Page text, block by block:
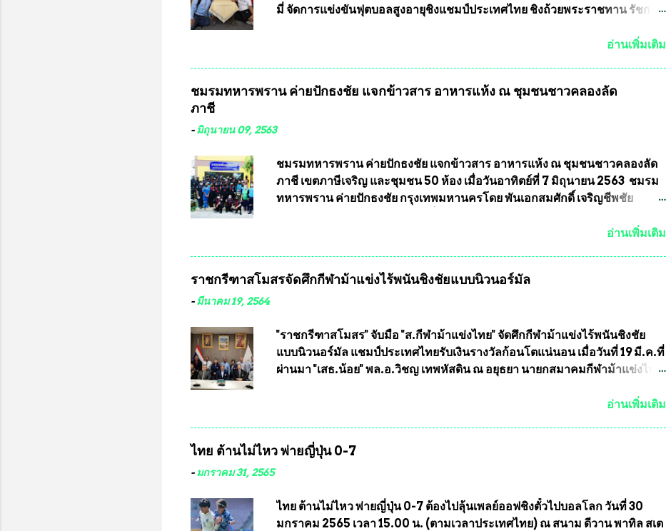
ในระดับต่างๆมีหลักธรรมาภิบาลในการบริหารราชการแผ่นดิน คณะกรรมการ
มี่ จัดการแข่งขันฟุตบอลสูงอายุชิงแชมป์ประเทศไทย ชิงถ้วยพระราชทาน รัชกาล
ชาติอนุญาตให้ลงแข่งขันได้ ทีมแชมป์ได้รับ 150,000 บาท พร้อมได้สิทธิ์ไปทัวร์
ประธานมูลนิธิประชานาถ และ ประธานอำนวยการจัดการแข่งขันฟุตบอลสูงอายุ
บดินทรเทพยวรางกูร (รัชกาลที่ 10 ) พร้อมด้วย ดร.สุจินต์ สว่างศรี รองประธาน
แข่งขัน และคณะทำงาน ได้ร่วมกันประชุมหารือเตรียมความพร้อมจัดการ
แข่งขันฟุตบอลสูงอายุ ชิงแชมป์ประเทศไทย ครั้งที่ 1 ประจำปี 2564 กำหนด
แข่งขันระหว่างวันที่ 24 เมษายน จนถึงว...
อ่านเพิ่มเติม
ชมรมทหารพราน ค่ายปักธงชัย แจกข้าวสาร อาหารแห้ง ณ​ ชุมชนชาวคลองลัด
ภาชี
-มิถุนายน 09, 2563
ชมรมทหารพราน ค่ายปักธงชัย แจกข้าวสาร อาหารแห้ง ณ​ ชุมชนชาวคลองลัด
ภาชี เขตภาษีเจริญ และชุมชน 50 ห้อง เมื่อวันอาทิตย์ที่ 7 มิถุนายน 2563 ชมรม
ทหารพราน ค่ายปักธงชัย กรุงเทพมหานครโดย พันเอกสมศักดิ์ เจริญชีพชัย
กรุงเทพมหานคร ได้เป็นประธาน แจกข้าวสาร อาหารแห้ง ให้กับพี่น้องชุมชน
พันอากาศเอก ทองอินทร์ พรหมสุวรรณ ท่านรองกัมปนาท ผู้ร่วมประสานงาน ไม่
ธรรม ประธานชุมชน คลองลัดภาชีเขตภาษีเจริญ สท.ทพ. สมนึก ปัทมาลัยที่
ปรึกษา และการแจกข้าวสารอาหารแห้งในคราวครั้งนี้ก็ได้รับความ ร้องขอจาก
ประธานชุมชนคลองลัดภาชีเขตภาษีเจริญ !!พี่น้องชุมชนได้รับความเดือดร้อน
อ่านเพิ่มเติม
ราชกรีฑาสโมสรจัดศึกกีฬาม้าแข่งไร้พนันชิงชัยแบบนิวนอร์มัล
-มีนาคม 19, 2564
"ราชกรีฑาสโมสร" จับมือ "ส.กีฬาม้าแข่งไทย" จัดศึกกีฬาม้าแข่งไร้พนันชิงชัย
แบบนิวนอร์มัล แชมป์ประเทศไทยรับเงินรางวัลก้อนโตแน่นอน เมื่อวันที่ 19 มี.ค.ที่
ผ่านมา "เสธ.น้อย" พล.อ.วิชญ เทพหัสดิน ณ อยุธยา นายกสมาคมกีฬาม้าแข่งไทย
สโมสร กับ สมาคมกีฬาม้าแข่งไทย ที่ห้องประชุมมูลนิธิโอลิมปิคไทย (บ้าน
อำนวยการแข่งม้า พร้อมด้วย นายเต็มสุข สุวรรณศร กรรมการอำนวยการแข่งม้า
และรักษาการผู้จัดการฝ่ายแข่งม้า สมาคมราชกรีฑาสโมสร และคณะกรรมการ
ประจำปี 2564 ซึ่งเป็นครั้งแรกของการชิงแชมป์ประเทศไทย และเป็นครั้งที่ 2
ของการแข่งม้ากีฬาที่ไม่เกี่ยวข้องกับการพนัน กำหนดจัดขึ้นในวันที่ 16 พ.ค.นี้ ที่
อ่านเพิ่มเติม
ไทย ต้านไม่ไหว พ่ายญี่ปุ่น 0-7
-มกราคม 31, 2565
ไทย ต้านไม่ไหว พ่ายญี่ปุ่น 0-7 ต้องไปลุ้นเพลย์ออฟชิงตั๋วไปบอลโลก วันที่ 30
มกราคม 2565 เวลา 15.00 น. (ตามเวลาประเทศไทย) ณ สนาม ดีวาน พาทิล สเต